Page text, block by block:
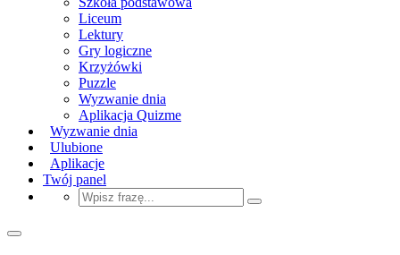
Liceum
Lektury
Gry logiczne
Krzyżówki
Puzzle
Wyzwanie dnia
Aplikacja Quizme
Wyzwanie dnia
Ulubione
Aplikacje
Twój panel